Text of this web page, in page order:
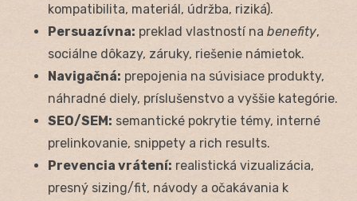
kompatibilita, materiál, údržba, riziká).
Persuazívna: preklad vlastností na benefity,
sociálne dôkazy, záruky, riešenie námietok.
Navigačná: prepojenia na súvisiace produkty,
náhradné diely, príslušenstvo a vyššie kategórie.
SEO/SEM: semantické pokrytie témy, interné
prelinkovanie, snippety a rich results.
Prevencia vrátení: realistická vizualizácia,
presný sizing/fit, návody a očakávania k